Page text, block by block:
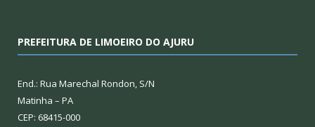
PREFEITURA DE LIMOEIRO DO AJURU
End.: Rua Marechal Rondon, S/N
Matinha – PA
CEP: 68415-000